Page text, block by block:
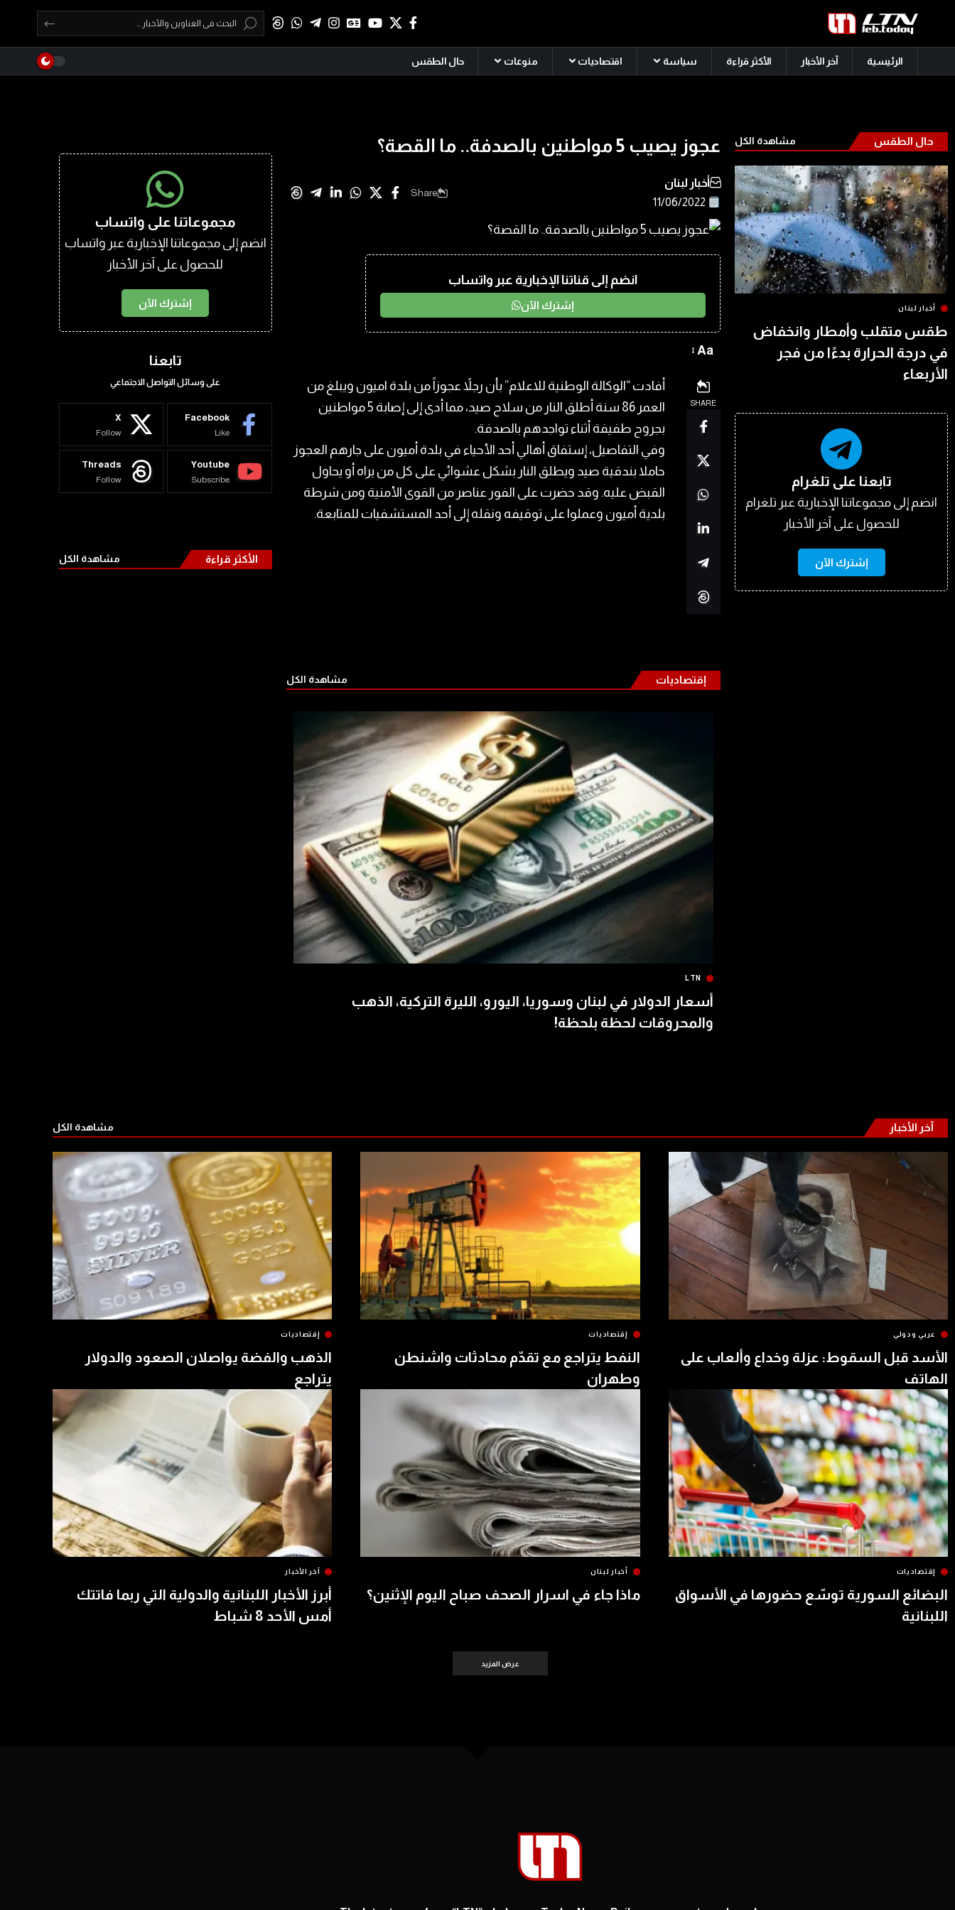
الرئيسية آخر الأخبار الأكثر قراءة سياسة اقتصاديات منوعات حال الطقس
حال الطقس مشاهدة الكل
أخبار لبنان
طقس متقلب وأمطار وانخفاض
في درجة الحرارة بدءًا من فجر
الأربعاء
تابعنا على تلغرام
انضم إلى مجموعاتنا الإخبارية عبر تلغرام
للحصول على آخر الأخبار
إشترك الآن
عجوز يصيب 5 مواطنين بالصدفة.. ما القصة؟
أخبار لبنان
Share
انضم إلى قناتنا الإخبارية عبر واتساب
إشترك الآن
Aa
SHARE
أفادت “الوكالة الوطنية للاعلام” بأن رجلاً عجوزاً من بلدة اميون ويبلغ من
العمر 86 سنة أطلق النار من سلاح صيد، مما أدى إلى إصابة 5 مواطنين
بجروح طفيفة أثناء تواجدهم بالصدفة.
وفي التفاصيل، إستفاق أهالي أحد الأحياء في بلدة أميون على جارهم العجوز
حاملا بندقية صيد ويطلق النار بشكل عشوائي على كل من يراه أو يحاول
القبض عليه. وقد حضرت على الفور عناصر من القوى الأمنية ومن شرطة
بلدية أميون وعملوا على توقيفه ونقله إلى أحد المستشفيات للمتابعة.
إقتصاديات مشاهدة الكل
LTN
أسعار الدولار في لبنان وسوريا، اليورو، الليرة التركية، الذهب
والمحروقات لحظة بلحظة!
مجموعاتنا على واتساب
انضم إلى مجموعاتنا الإخبارية عبر واتساب
للحصول على آخر الأخبار
إشترك الآن
تابعنا
على وسائل التواصل الاجتماعي
Facebook
Like
X
Follow
Youtube
Subscribe
Threads
Follow
الأكثر قراءة مشاهدة الكل
آخر الأخبار مشاهدة الكل
عربي ودولي
الأسد قبل السقوط: عزلة وخداع وألعاب على
الهاتف
إقتصاديات
النفط يتراجع مع تقدّم محادثات واشنطن
وطهران
إقتصاديات
الذهب والفضة يواصلان الصعود والدولار
يتراجع
إقتصاديات
البضائع السورية توسّع حضورها في الأسواق
اللبنانية
أخبار لبنان
ماذا جاء في اسرار الصحف صباح اليوم الإثنين؟
آخر الأخبار
أبرز الأخبار اللبنانية والدولية التي ربما فاتتك
أمس الأحد 8 شباط
عرض المزيد